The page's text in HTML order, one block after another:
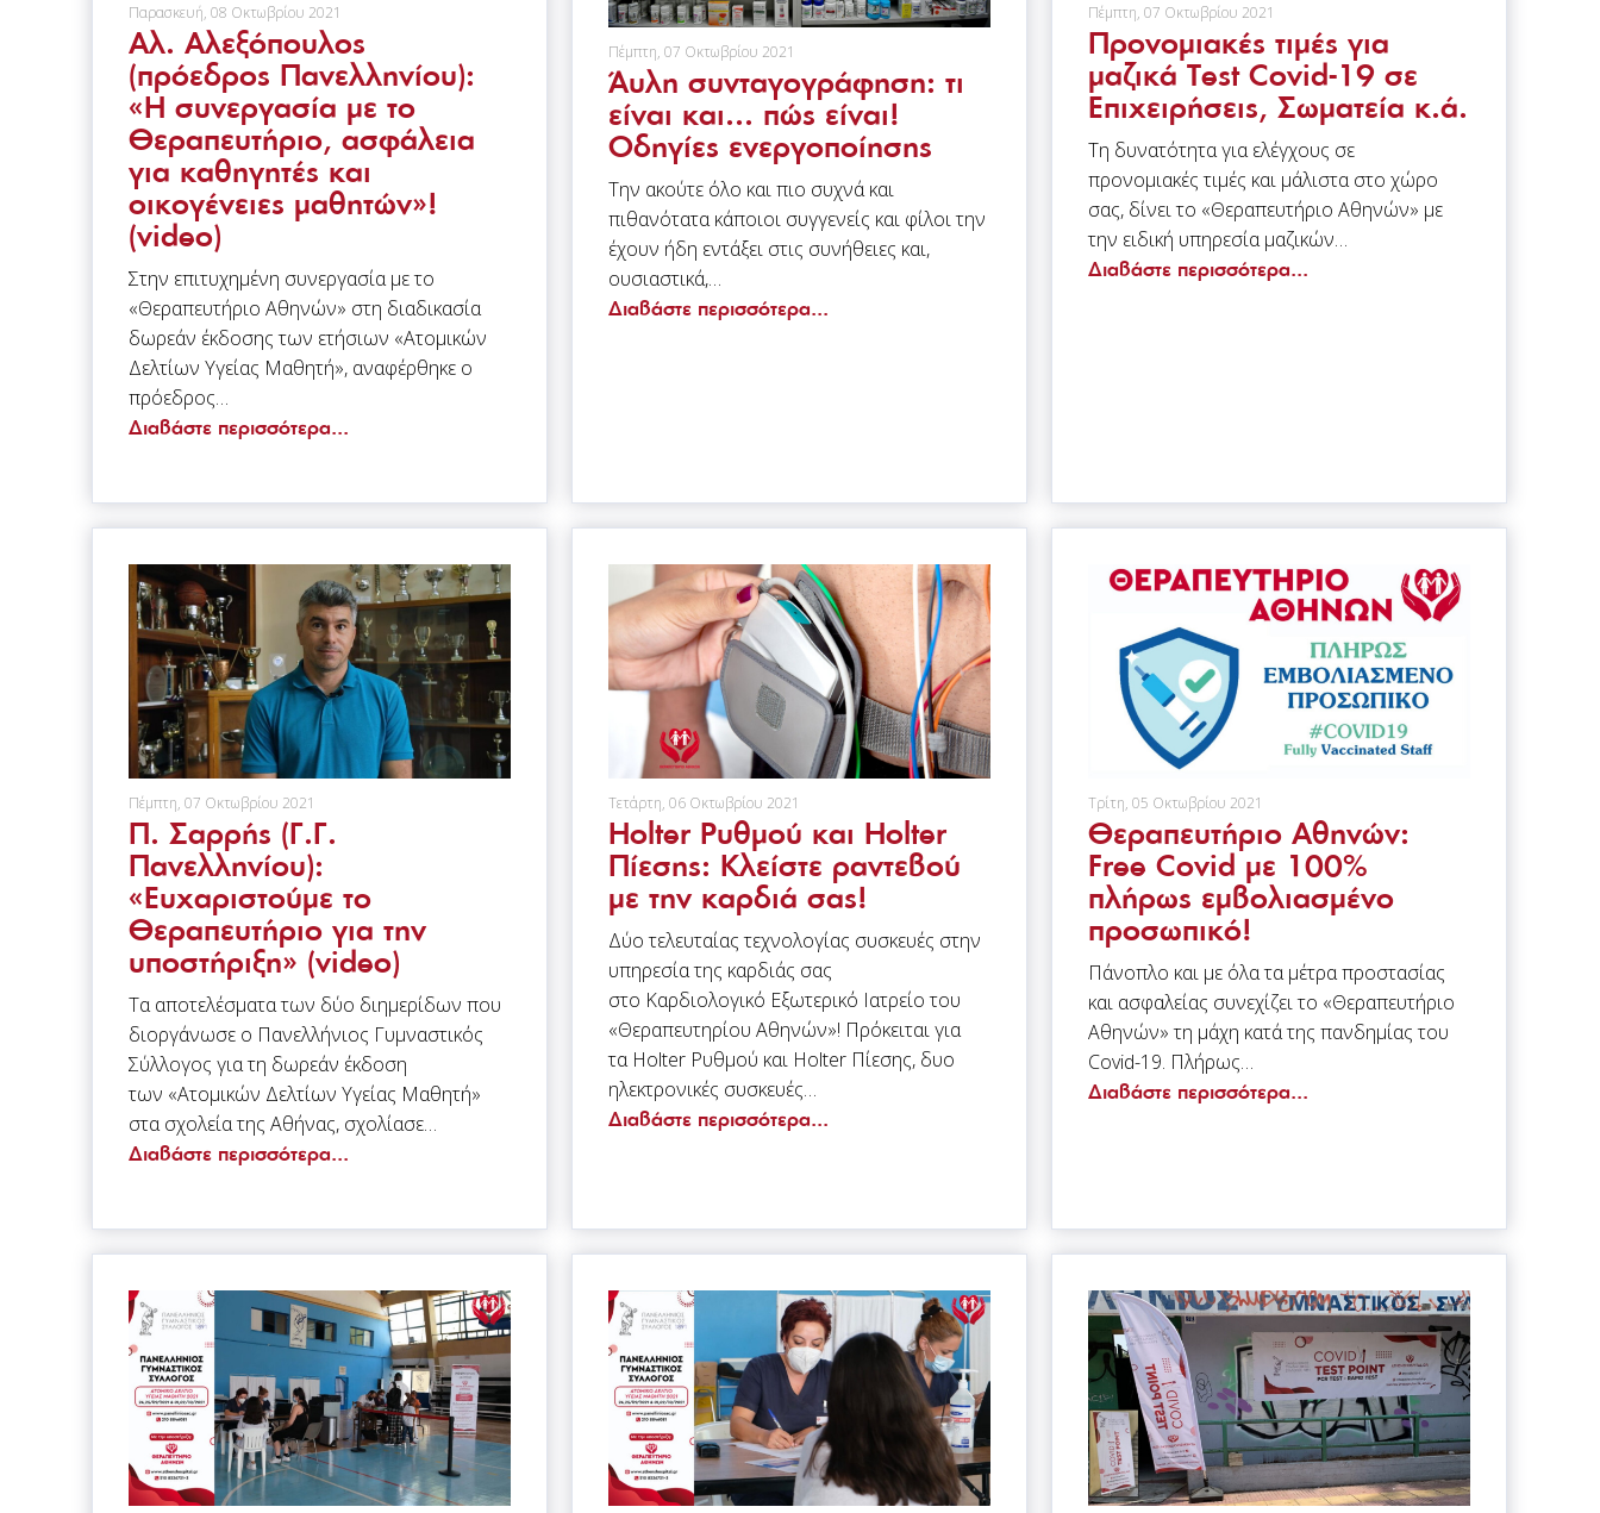
Παρασκευή, 08 Οκτωβρίου 2021
Αλ. Αλεξόπουλος
(πρόεδρος Πανελληνίου):
«H συνεργασία με το
Θεραπευτήριο, ασφάλεια
για καθηγητές και
οικογένειες μαθητών»!
(video)
Στην επιτυχημένη συνεργασία με το
«Θεραπευτήριο Αθηνών» στη διαδικασία
δωρεάν έκδοσης των ετήσιων «Ατομικών
Δελτίων Υγείας Μαθητή», αναφέρθηκε ο
πρόεδρος…
Διαβάστε περισσότερα...
Πέμπτη, 07 Οκτωβρίου 2021
Άυλη συνταγογράφηση: τι
είναι και… πώς είναι!
Οδηγίες ενεργοποίησης
Την ακούτε όλο και πιο συχνά και
πιθανότατα κάποιοι συγγενείς και φίλοι την
έχουν ήδη εντάξει στις συνήθειες και,
ουσιαστικά,…
Διαβάστε περισσότερα...
Πέμπτη, 07 Οκτωβρίου 2021
Προνομιακές τιμές για
μαζικά Test Covid-19 σε
Επιχειρήσεις, Σωματεία κ.ά.
Τη δυνατότητα για ελέγχους σε
προνομιακές τιμές και μάλιστα στο χώρο
σας, δίνει το «Θεραπευτήριο Αθηνών» με
την ειδική υπηρεσία μαζικών…
Διαβάστε περισσότερα...
Πέμπτη, 07 Οκτωβρίου 2021
Π. Σαρρής (Γ.Γ.
Πανελληνίου):
«Ευχαριστούμε το
Θεραπευτήριο για την
υποστήριξη» (video)
Τα αποτελέσματα των δύο διημερίδων που
διοργάνωσε ο Πανελλήνιος Γυμναστικός
Σύλλογος για τη δωρεάν έκδοση
των «Ατομικών Δελτίων Υγείας Μαθητή»
στα σχολεία της Αθήνας, σχολίασε…
Διαβάστε περισσότερα...
Τετάρτη, 06 Οκτωβρίου 2021
Holter Ρυθμού και Holter
Πίεσης: Κλείστε ραντεβού
με την καρδιά σας!
Δύο τελευταίας τεχνολογίας συσκευές στην
υπηρεσία της καρδιάς σας
στο Καρδιολογικό Εξωτερικό Ιατρείο του
«Θεραπευτηρίου Αθηνών»! Πρόκειται για
τα Holter Ρυθμού και Holter Πίεσης, δυο
ηλεκτρονικές συσκευές…
Διαβάστε περισσότερα...
Τρίτη, 05 Οκτωβρίου 2021
Θεραπευτήριο Αθηνών:
Free Covid με 100%
πλήρως εμβολιασμένο
προσωπικό!
Πάνοπλο και με όλα τα μέτρα προστασίας
και ασφαλείας συνεχίζει το «Θεραπευτήριο
Αθηνών» τη μάχη κατά της πανδημίας του
Covid-19. Πλήρως…
Διαβάστε περισσότερα...